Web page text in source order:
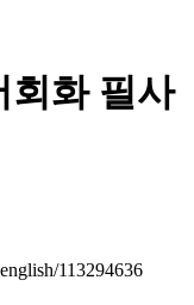
회화 필사
113294636